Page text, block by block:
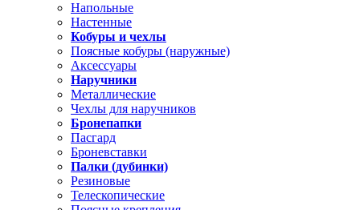
Напольные
Настенные
Кобуры и чехлы
Поясные кобуры (наружные)
Аксессуары
Наручники
Металлические
Чехлы для наручников
Бронепапки
Пасгард
Броневставки
Палки (дубинки)
Резиновые
Телескопические